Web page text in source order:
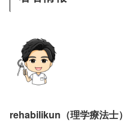
rehabilikun（理学療法士）